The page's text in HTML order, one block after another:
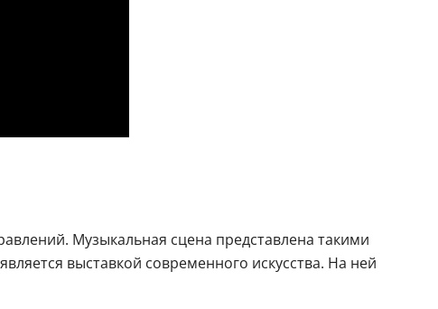
Музыкальная сцена представлена такими
выставкой современного искусства. На ней